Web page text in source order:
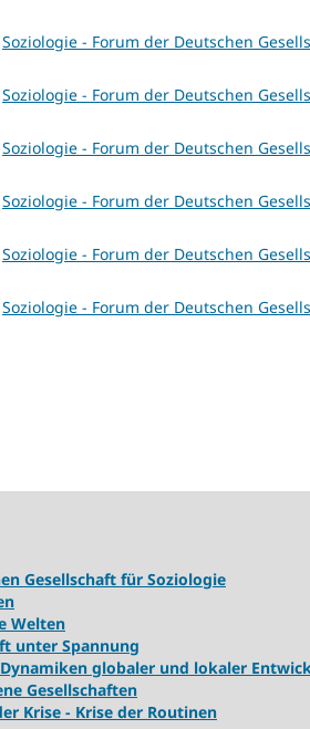
Soziologie - Forum der Deutschen
Soziologie - Forum der Deutschen
Soziologie - Forum der Deutschen
Soziologie - Forum der Deutschen
Soziologie - Forum der Deutschen
Soziologie - Forum der Deutschen
Gesellschaft für Soziologie
Welten
unter Spannung
globaler und lokaler
Gesellschaften
Krise - Krise der Routinen